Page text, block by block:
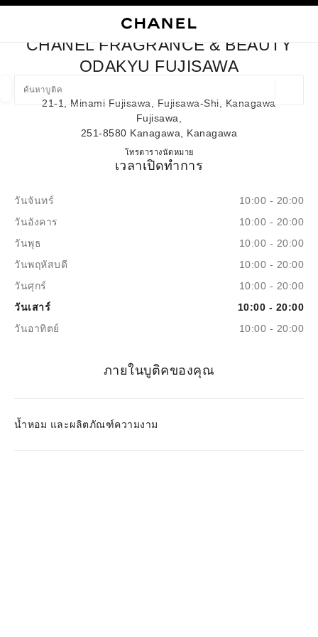
ฉพาะในบูติคเท่านั้น
ไฮจิวเวลรี่ไฟน์จิวเวลรี่ นาฬิกาแว่นตา
อปออนไลน์
น้ำหอม
กี่ยวกับ CHANEL
ค้นหาบูติค
ข้อเสนอจะแสดงอยู่ใต้แถบค้นหานี้
0 ข้อเสนอที่มีอยู่
ปิดการ์ดบูติก CHANEL FRAGRANCE & BEAUTY ODAKYU
CHANEL FRAGRANCE & BEAUTY
ODAKYU FUJISAWA
21-1, Minami Fujisawa, Fujisawa-Shi, Kanagawa
Fujisawa,
251-8580 Kanagawa, Kanagawa
โทร0466-50-0641
ตารางนัดหมายCHANEL FRAGRANCE &
เวลาเปิดทำการ
วันจันทร์
10:00 - 20:00
วันอังคาร
10:00 - 20:00
วันพุธ
10:00 - 20:00
วันพฤหัสบดี
10:00 - 20:00
วันศุกร์
10:00 - 20:00
วันเสาร์
10:00 - 20:00
วันอาทิตย์
10:00 - 20:00
ภายในบูติคของคุณ
น้ำหอม และผลิตภัณฑ์ความงาม
นาฬิกาและเครื่องประดับอัญมณี